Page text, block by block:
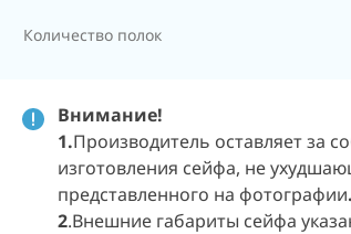
Количество полок
Внимание!
1.Производитель оставляет за
изготовления сейфа, не
представленного на фотографии.
2.Внешние габариты сейфа